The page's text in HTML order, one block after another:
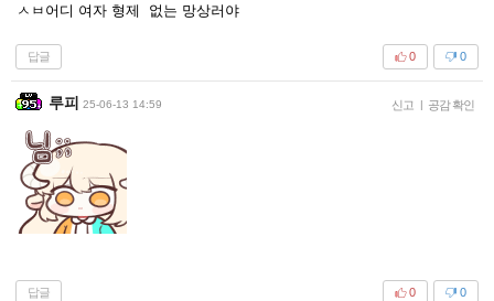
ㅅㅂ어디 여자 형제 없는 망상러야
답글 0
0
루피 25-06-13 14:59 신고 | 공감 확인
답글 0
0